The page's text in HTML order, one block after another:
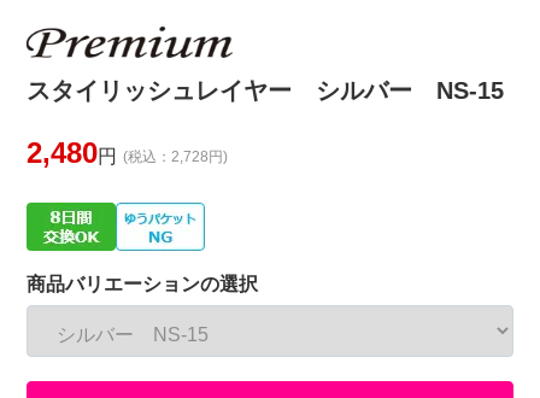
スタイリッシュレイヤー シルバー NS-15
2,480円 (税込：2,728円)
商品バリエーションの選択